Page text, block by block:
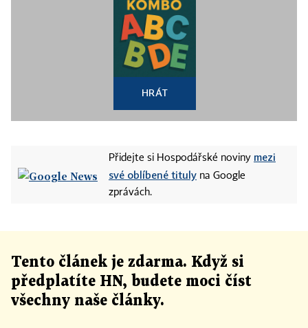
HRÁT
Přidejte si Hospodářské noviny mezi
své oblíbené tituly na Google
zprávách.
Tento článek je zdarma. Když si
předplatíte HN, budete moci číst
všechny naše články.